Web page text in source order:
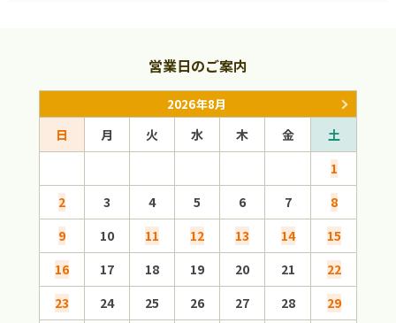
営業日のご案内
2026年8月
日 月 火 水 木 金
土
1
2
3 4 5 6 7
8
9
10 11 12 13 14
15
16
17 18 19 20 21
22
23
24 25 26 27 28
29